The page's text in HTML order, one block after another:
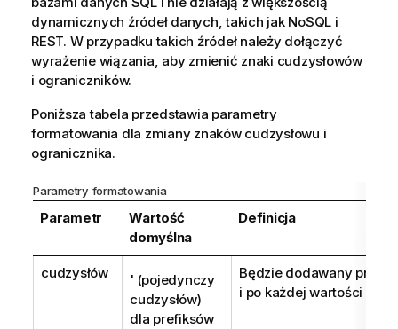
dynamicznych źródeł danych, takich jak NoSQL i
REST. W przypadku takich źródeł należy dołączyć
wyrażenie wiązania, aby zmienić znaki cudzysłowów
i ograniczników.
Poniższa tabela przedstawia parametry
formatowania dla zmiany znaków cudzysłowu i
ogranicznika.
Parametry formatowania
Parametr
Wartość
domyślna
Definicja
cudzysłów
' (pojedynczy
cudzysłów)
dla prefiksów
Będzie dodawany przed
i po każdej wartości